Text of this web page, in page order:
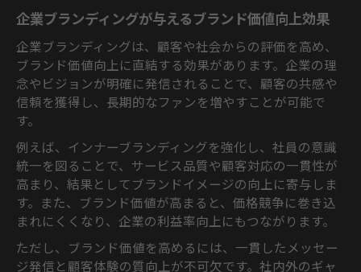
中小企業ブランディング成功事例で読み解
く秘訣
成功企業のブランディング事例から得られ
る示唆
企業ブランディング事例分析で戦略を深め
ブランド浸透を実現する組織づくりとは
企業ブランディング浸透へ導く組織づくり
の基本
インナーブランディングの実践で企業文化
を強化
ブランド価値を共有するための社内コミュ
ニケーション施策
企業ブランディングが与えるブランド価値向上効果
企業ブランディングは、顧客や社会からの評価を高め、
ブランド価値向上に直結する効果があります。企業の理
念やビジョンが明確に発信されることで、顧客の共感や
信頼を獲得し、長期的なファンを増やすことが可能で
す。
例えば、インナーブランディングを強化し、社員の意識
統一を図ることで、サービス品質や顧客対応の一貫性が
高まり、結果としてブランドイメージの向上に寄与しま
す。また、ブランド価値が高まると、価格競争に巻き込
まれにくくなり、企業の利益率向上にもつながります。
ただし、ブランド価値を高めるには、一貫したメッセー
ジ発信と顧客体験の質向上が不可欠です。社内外のギャ